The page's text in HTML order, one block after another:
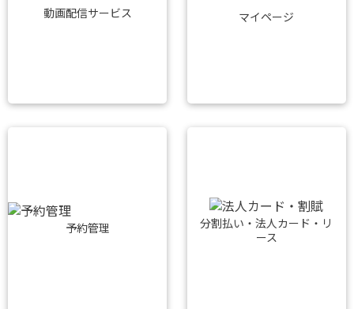
動画配信サービス マイページ
予約管理
分割払い・法人カード・リ
ース